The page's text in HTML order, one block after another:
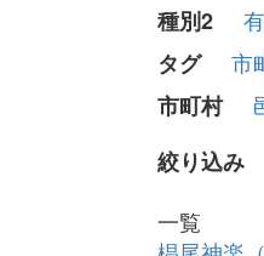
種別2
タグ 市
市町村
絞り込み
一覧